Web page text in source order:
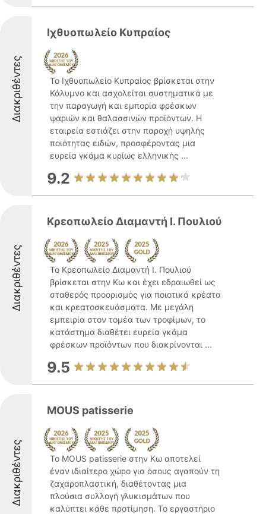
Διακριθέντες
Ιχθυοπωλείο Κυπραίος
Το Ιχθυοπωλείο Κυπραίος βρίσκεται στην
Κάλυμνο και ασχολείται συστηματικά με
την παραγωγή και εμπορία φρέσκων
ψαριών και θαλασσινών προϊόντων. Η
εταιρεία εστιάζει στην παροχή υψηλής
ποιότητας ειδών, προσφέροντας μια
ευρεία γκάμα κυρίως ελληνικής ...
9.2
Διακριθέντες
Κρεοπωλείο Διαμαντή Ι. Πουλιού
Το Κρεοπωλείο Διαμαντή Ι. Πουλιού
βρίσκεται στην Κω και έχει εδραιωθεί ως
σταθερός προορισμός για ποιοτικά κρέατα
και κρεατοσκευάσματα. Με μεγάλη
εμπειρία στον τομέα των τροφίμων, το
κατάστημα διαθέτει ευρεία γκάμα
φρέσκων προϊόντων που διακρίνονται ...
9.5
Διακριθέντες
MOUS patisserie
Το MOUS patisserie στην Κω αποτελεί
έναν ιδιαίτερο χώρο για όσους αγαπούν τη
ζαχαροπλαστική, διαθέτοντας μια
πλούσια συλλογή γλυκισμάτων που
καλύπτει κάθε προτίμηση. Το εργαστήριο